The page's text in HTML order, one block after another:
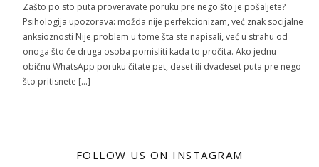
Zašto po sto puta proveravate poruku pre nego što je pošaljete?
Psihologija upozorava: možda nije perfekcionizam, već znak socijalne
anksioznosti Nije problem u tome šta ste napisali, već u strahu od
onoga što će druga osoba pomisliti kada to pročita. Ako jednu
običnu WhatsApp poruku čitate pet, deset ili dvadeset puta pre nego
što pritisnete […]
FOLLOW US ON INSTAGRAM